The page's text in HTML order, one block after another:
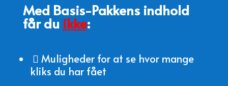
Med Basis-Pakkens indhold
får du ikke:
 Muligheder for at se hvor mange
kliks du har fået